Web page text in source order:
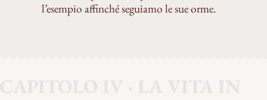
l’esempio affinché seguiamo le sue orme.